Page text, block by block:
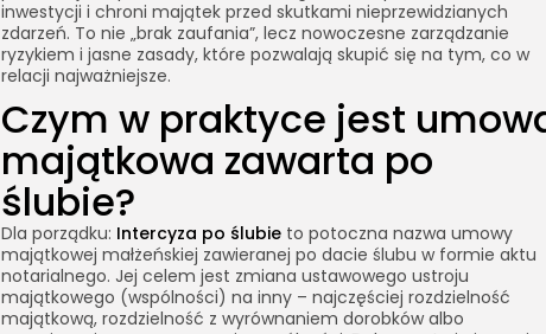
inwestycji i chroni majątek przed skutkami nieprzewidzianych
zdarzeń. To nie „brak zaufania”, lecz nowoczesne zarządzanie
ryzykiem i jasne zasady, które pozwalają skupić się na tym, co w
relacji najważniejsze.
Czym w praktyce jest
majątkowa zawarta po
ślubie?
Dla porządku: Intercyza po ślubie to potoczna nazwa umowy
majątkowej małżeńskiej zawieranej po dacie ślubu w formie aktu
notarialnego. Jej celem jest zmiana ustawowego ustroju
majątkowego (wspólności) na inny – najczęściej rozdzielność
majątkową, rozdzielność z wyrównaniem dorobków albo